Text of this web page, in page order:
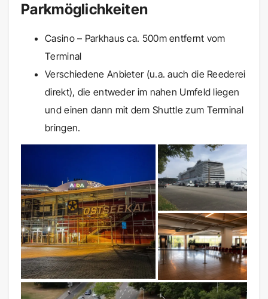
Parkmöglichkeiten
Casino – Parkhaus ca. 500m entfernt vom
Terminal
Verschiedene Anbieter (u.a. auch die Reederei
direkt), die entweder im nahen Umfeld liegen
und einen dann mit dem Shuttle zum Terminal
bringen.